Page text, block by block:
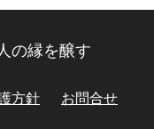
の縁を醸す
方針 お問合せ